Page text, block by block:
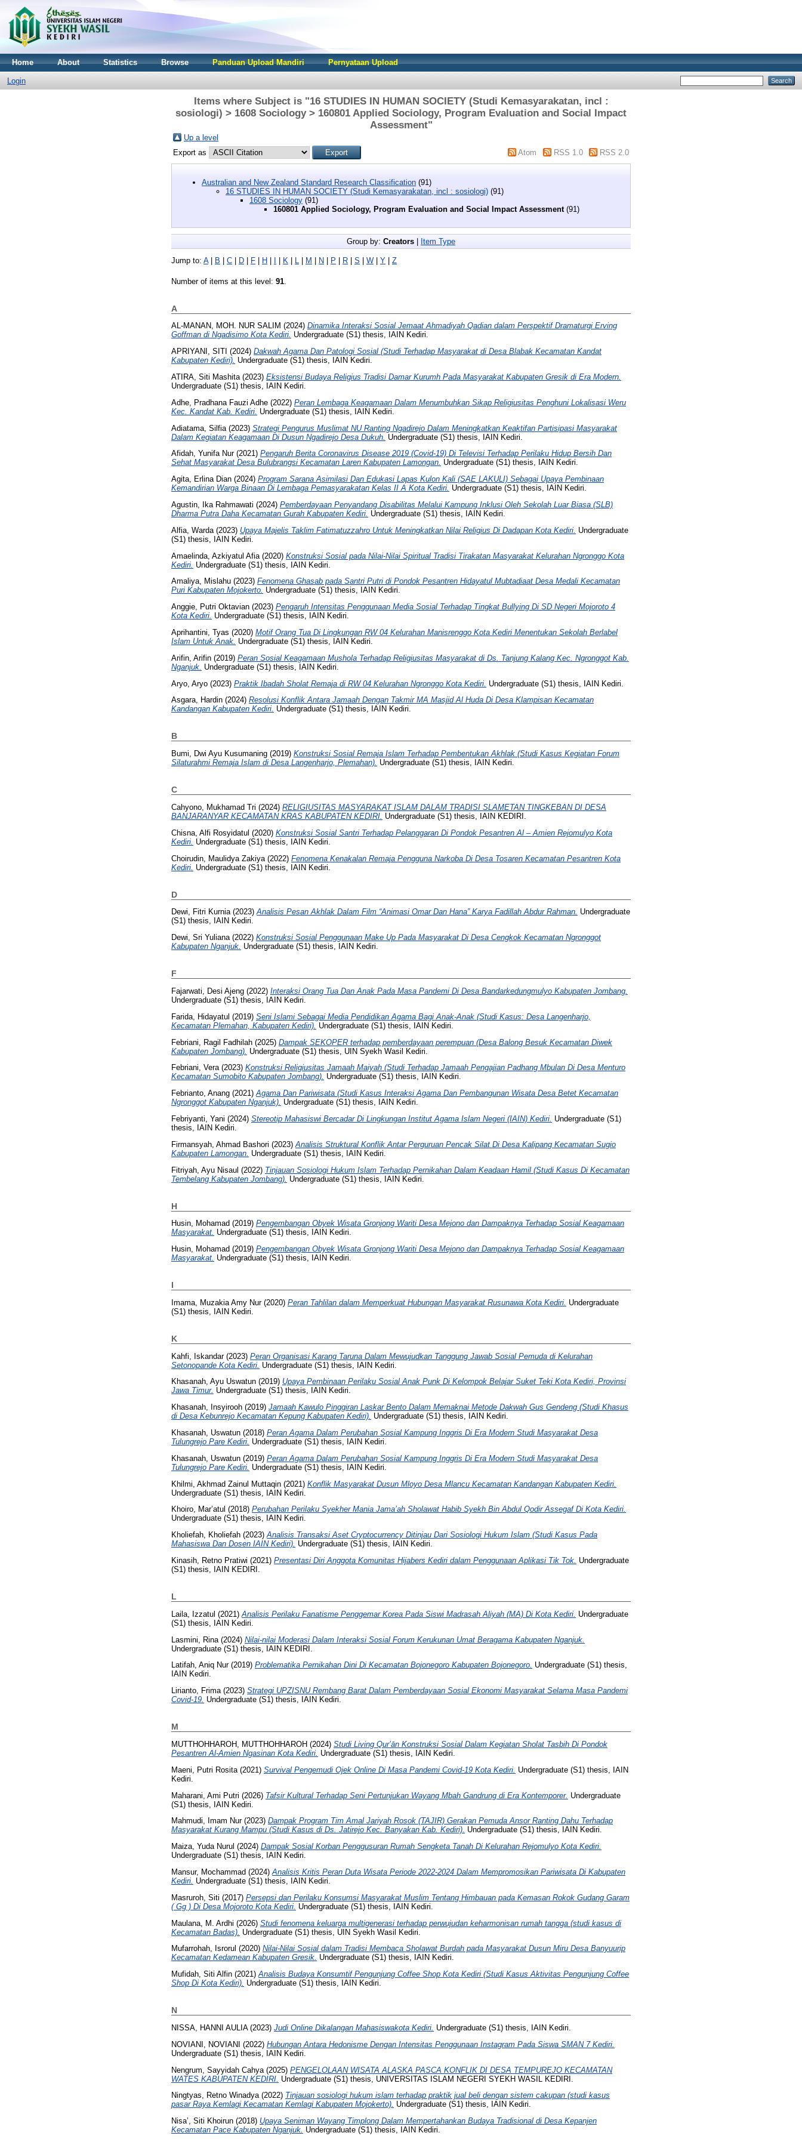
Home About Statistics Browse Panduan Upload Mandiri Pernyataan Upload
Login
Items where Subject is "16 STUDIES IN HUMAN SOCIETY (Studi Kemasyarakatan, incl :
sosiologi) > 1608 Sociology > 160801 Applied Sociology, Program Evaluation and Social Impact
Assessment"
Up a level
Export as
Atom RSS 1.0 RSS 2.0
Australian and New Zealand Standard Research Classification (91)
16 STUDIES IN HUMAN SOCIETY (Studi Kemasyarakatan, incl : sosiologi) (91)
1608 Sociology (91)
160801 Applied Sociology, Program Evaluation and Social Impact Assessment(91)
Group by: Creators | Item Type
Jump to: A| B | C | D | F | H | I | K | L | M | N | P | R | S | W | Y | Z
Number of items at this level: 91
A
AL-MANAN, MOH. NUR SALIM (2024) Dinamika Interaksi Sosial Jemaat Ahmadiyah Qadian dalam Perspektif Dramaturgi Erving
Goffman di Ngadisimo Kota Kediri. Undergraduate (S1) thesis, IAIN Kediri.
APRIYANI, SITI (2024) Dakwah Agama Dan Patologi Sosial (Studi Terhadap Masyarakat di Desa Blabak Kecamatan Kandat
Kabupaten Kediri). Undergraduate (S1) thesis, IAIN Kediri.
ATIRA, Siti Mashita (2023) Eksistensi Budaya Religius Tradisi Damar Kurumh Pada Masyarakat Kabupaten Gresik di Era Modern.
Undergraduate (S1) thesis, IAIN Kediri.
Adhe, Pradhana Fauzi Adhe (2022) Peran Lembaga Keagamaan Dalam Menumbuhkan Sikap Religiusitas Penghuni Lokalisasi Weru
Kec. Kandat Kab. Kediri. Undergraduate (S1) thesis, IAIN Kediri.
Adiatama, Silfia (2023) Strategi Pengurus Muslimat NU Ranting Ngadirejo Dalam Meningkatkan Keaktifan Partisipasi Masyarakat
Dalam Kegiatan Keagamaan Di Dusun Ngadirejo Desa Dukuh. Undergraduate (S1) thesis, IAIN Kediri.
Afidah, Yunifa Nur(2021) Pengaruh Berita Coronavirus Disease 2019 (Covid-19) Di Televisi Terhadap Perilaku Hidup Bersih Dan
Sehat Masyarakat Desa Bulubrangsi Kecamatan Laren Kabupaten Lamongan. Undergraduate (S1) thesis, IAIN Kediri.
Agita, Erlina Dian (2024) Program Sarana Asimilasi Dan Edukasi Lapas Kulon Kali (SAE LAKULI) Sebagai Upaya Pembinaan
Kemandirian Warga Binaan Di Lembaga Pemasyarakatan Kelas II A Kota Kediri. Undergraduate (S1) thesis, IAIN Kediri.
Agustin, Ika Rahmawati (2024) Pemberdayaan Penyandang Disabilitas Melalui Kampung Inklusi Oleh Sekolah Luar Biasa (SLB)
Dharma Putra Daha Kecamatan Gurah Kabupaten Kediri. Undergraduate (S1) thesis, IAIN Kediri.
Alfia, Warda (2023) Upaya Majelis Taklim Fatimatuzzahro Untuk Meningkatkan Nilai Religius Di Dadapan Kota Kediri. Undergraduate
(S1) thesis, IAIN Kediri.
Amaelinda, Azkiyatul Afia (2020) Konstruksi Sosial pada Nilai-Nilai Spiritual Tradisi Tirakatan Masyarakat Kelurahan Ngronggo Kota
Kediri. Undergraduate (S1) thesis, IAIN Kediri.
Amaliya, Mislahu (2023) Fenomena Ghasab pada Santri Putri di Pondok Pesantren Hidayatul Mubtadiaat Desa Medali Kecamatan
Puri Kabupaten Mojokerto. Undergraduate (S1) thesis, IAIN Kediri.
Anggie, Putri Oktavian (2023) Pengaruh Intensitas Penggunaan Media Sosial Terhadap Tingkat Bullying Di SD Negeri Mojoroto 4
Kota Kediri. Undergraduate (S1) thesis, IAIN Kediri.
Aprihantini, Tyas (2020) Motif Orang Tua Di Lingkungan RW 04 Kelurahan Manisrenggo Kota Kediri Menentukan Sekolah Berlabel
Islam Untuk Anak. Undergraduate (S1) thesis, IAIN Kediri.
Arifin, Arifin (2019) Peran Sosial Keagamaan Mushola Terhadap Religiusitas Masyarakat di Ds. Tanjung Kalang Kec. Ngronggot Kab.
Nganjuk. Undergraduate (S1) thesis, IAIN Kediri.
Aryo, Aryo (2023) Praktik Ibadah Sholat Remaja di RW 04 Kelurahan Ngronggo Kota Kediri. Undergraduate (S1) thesis, IAIN Kediri.
Asgara, Hardin (2024) Resolusi Konflik Antara Jamaah Dengan Takmir MA Masjid Al Huda Di Desa Klampisan Kecamatan
Kandangan Kabupaten Kediri. Undergraduate (S1) thesis, IAIN Kediri.
B
Bumi, Dwi Ayu Kusumaning (2019) Konstruksi Sosial Remaja Islam Terhadap Pembentukan Akhlak (Studi Kasus Kegiatan Forum
Silaturahmi Remaja Islam di Desa Langenharjo, Plemahan). Undergraduate (S1) thesis, IAIN Kediri.
C
Cahyono, Mukhamad Tri (2024) RELIGIUSITAS MASYARAKAT ISLAM DALAM TRADISI SLAMETAN TINGKEBAN DI DESA
BANJARANYAR KECAMATAN KRAS KABUPATEN KEDIRI. Undergraduate (S1) thesis, IAIN KEDIRI.
Chisna, Alfi Rosyidatul (2020) Konstruksi Sosial Santri Terhadap Pelanggaran Di Pondok Pesantren Al – Amien Rejomulyo Kota
Kediri. Undergraduate (S1) thesis, IAIN Kediri.
Choirudin, Maulidya Zakiya (2022) Fenomena Kenakalan Remaja Pengguna Narkoba Di Desa Tosaren Kecamatan Pesantren Kota
Kediri. Undergraduate (S1) thesis, IAIN Kediri.
D
Dewi, Fitri Kurnia(2023)Analisis Pesan Akhlak Dalam Film “Animasi Omar Dan Hana” Karya Fadillah Abdur Rahman. Undergraduate
(S1) thesis, IAIN Kediri.
Dewi, Sri Yuliana(2022) Konstruksi Sosial Penggunaan Make Up Pada Masyarakat Di Desa Cengkok Kecamatan Ngronggot
Kabupaten Nganjuk. Undergraduate (S1) thesis, IAIN Kediri.
F
Fajarwati, Desi Ajeng (2022) Interaksi Orang Tua Dan Anak Pada Masa Pandemi Di Desa Bandarkedungmulyo Kabupaten Jombang.
Undergraduate (S1) thesis, IAIN Kediri.
Farida, Hidayatul (2019) Seni Islami Sebagai Media Pendidikan Agama Bagi Anak-Anak (Studi Kasus: Desa Langenharjo,
Kecamatan Plemahan, Kabupaten Kediri). Undergraduate (S1) thesis, IAIN Kediri.
Febriani, Ragil Fadhilah (2025) Dampak SEKOPER terhadap pemberdayaan perempuan (Desa Balong Besuk Kecamatan Diwek
Kabupaten Jombang). Undergraduate (S1) thesis, UIN Syekh Wasil Kediri.
Febriani, Vera(2023) Konstruksi Religiusitas Jamaah Maiyah (Studi Terhadap Jamaah Pengajian Padhang Mbulan Di Desa Menturo
Kecamatan Sumobito Kabupaten Jombang). Undergraduate (S1) thesis, IAIN Kediri.
Febrianto, Anang (2021)Agama Dan Pariwisata (Studi Kasus Interaksi Agama Dan Pembangunan Wisata Desa Betet Kecamatan
Ngronggot Kabupaten Nganjuk). Undergraduate (S1) thesis, IAIN Kediri.
Febriyanti, Yani (2024) Stereotip Mahasiswi Bercadar Di Lingkungan Institut Agama Islam Negeri (IAIN) Kediri. Undergraduate (S1)
thesis, IAIN Kediri.
Firmansyah, Ahmad Bashori (2023) Analisis Struktural Konflik Antar Perguruan Pencak Silat Di Desa Kalipang Kecamatan Sugio
Kabupaten Lamongan. Undergraduate (S1) thesis, IAIN Kediri.
Fitriyah, Ayu Nisaul (2022) Tinjauan Sosiologi Hukum Islam Terhadap Pernikahan Dalam Keadaan Hamil (Studi Kasus Di Kecamatan
Tembelang Kabupaten Jombang). Undergraduate (S1) thesis, IAIN Kediri.
H
Husin, Mohamad (2019) Pengembangan Obyek Wisata Gronjong Wariti Desa Mejono dan Dampaknya Terhadap Sosial Keagamaan
Masyarakat. Undergraduate (S1) thesis, IAIN Kediri.
Husin, Mohamad (2019) Pengembangan Obyek Wisata Gronjong Wariti Desa Mejono dan Dampaknya Terhadap Sosial Keagamaan
Masyarakat. Undergraduate (S1) thesis, IAIN Kediri.
I
Imama, Muzakia Amy Nur(2020) Peran Tahlilan dalam Memperkuat Hubungan Masyarakat Rusunawa Kota Kediri. Undergraduate
(S1) thesis, IAIN Kediri.
K
Kahfi, Iskandar(2023) Peran Organisasi Karang Taruna Dalam Mewujudkan Tanggung Jawab Sosial Pemuda di Kelurahan
Setonopande Kota Kediri. Undergraduate (S1) thesis, IAIN Kediri.
Khasanah, Ayu Uswatun (2019) Upaya Pembinaan Perilaku Sosial Anak Punk Di Kelompok Belajar Suket Teki Kota Kediri, Provinsi
Jawa Timur. Undergraduate (S1) thesis, IAIN Kediri.
Khasanah, Insyirooh (2019) Jamaah Kawulo Pinggiran Laskar Bento Dalam Memaknai Metode Dakwah Gus Gendeng (Studi Khasus
di Desa Kebunrejo Kecamatan Kepung Kabupaten Kediri). Undergraduate (S1) thesis, IAIN Kediri.
Khasanah, Uswatun (2018) Peran Agama Dalam Perubahan Sosial Kampung Inggris Di Era Modern Studi Masyarakat Desa
Tulungrejo Pare Kediri. Undergraduate (S1) thesis, IAIN Kediri.
Khasanah, Uswatun (2019) Peran Agama Dalam Perubahan Sosial Kampung Inggris Di Era Modern Studi Masyarakat Desa
Tulungrejo Pare Kediri. Undergraduate (S1) thesis, IAIN Kediri.
Khilmi, Akhmad Zainul Muttaqin (2021) Konflik Masyarakat Dusun Mloyo Desa Mlancu Kecamatan Kandangan Kabupaten Kediri.
Undergraduate (S1) thesis, IAIN Kediri.
Khoiro, Mar’atul (2018) Perubahan Perilaku Syekher Mania Jama’ah Sholawat Habib Syekh Bin Abdul Qodir Assegaf Di Kota Kediri.
Undergraduate (S1) thesis, IAIN Kediri.
Kholiefah, Kholiefah (2023)Analisis Transaksi Aset Cryptocurrency Ditinjau Dari Sosiologi Hukum Islam (Studi Kasus Pada
Mahasiswa Dan Dosen IAIN Kediri). Undergraduate (S1) thesis, IAIN Kediri.
Kinasih, Retno Pratiwi (2021) Presentasi Diri Anggota Komunitas Hijabers Kediri dalam Penggunaan Aplikasi Tik Tok. Undergraduate
(S1) thesis, IAIN KEDIRI.
L
Laila, Izzatul (2021) Analisis Perilaku Fanatisme Penggemar Korea Pada Siswi Madrasah Aliyah (MA) Di Kota Kediri. Undergraduate
(S1) thesis, IAIN Kediri.
Lasmini, Rina (2024) Nilai-nilai Moderasi Dalam Interaksi Sosial Forum Kerukunan Umat Beragama Kabupaten Nganjuk.
Undergraduate (S1) thesis, IAIN KEDIRI.
Latifah, Aniq Nur(2019) Problematika Pernikahan Dini Di Kecamatan Bojonegoro Kabupaten Bojonegoro. Undergraduate (S1) thesis,
IAIN Kediri.
Lirianto, Frima(2023) Strategi UPZISNU Rembang Barat Dalam Pemberdayaan Sosial Ekonomi Masyarakat Selama Masa Pandemi
Covid-19. Undergraduate (S1) thesis, IAIN Kediri.
M
MUTTHOHHAROH, MUTTHOHHAROH (2024) Studi Living Qur’ān Konstruksi Sosial Dalam Kegiatan Sholat Tasbih Di Pondok
Pesantren Al-Amien Ngasinan Kota Kediri. Undergraduate (S1) thesis, IAIN Kediri.
Maeni, Putri Rosita (2021) Survival Pengemudi Ojek Online Di Masa Pandemi Covid-19 Kota Kediri. Undergraduate (S1) thesis, IAIN
Kediri.
Maharani, Ami Putri (2026) Tafsir Kultural Terhadap Seni Pertunjukan Wayang Mbah Gandrung di Era Kontemporer. Undergraduate
(S1) thesis, IAIN Kediri.
Mahmudi, Imam Nur(2023) Dampak Program Tim Amal Jariyah Rosok (TAJIR) Gerakan Pemuda Ansor Ranting Dahu Terhadap
Masyarakat Kurang Mampu (Studi Kasus di Ds. Jatirejo Kec. Banyakan Kab. Kediri). Undergraduate (S1) thesis, IAIN Kediri.
Maiza, Yuda Nurul (2024) Dampak Sosial Korban Penggusuran Rumah Sengketa Tanah Di Kelurahan Rejomulyo Kota Kediri.
Undergraduate (S1) thesis, IAIN Kediri.
Mansur, Mochammad (2024)Analisis Kritis Peran Duta Wisata Periode 2022-2024 Dalam Mempromosikan Pariwisata Di Kabupaten
Kediri. Undergraduate (S1) thesis, IAIN Kediri.
Masruroh, Siti (2017) Persepsi dan Perilaku Konsumsi Masyarakat Muslim Tentang Himbauan pada Kemasan Rokok Gudang Garam
( Gg ) Di Desa Mojoroto Kota Kediri. Undergraduate (S1) thesis, IAIN Kediri.
Maulana, M. Ardhi (2026) Studi fenomena keluarga multigenerasi terhadap perwujudan keharmonisan rumah tangga (studi kasus di
Kecamatan Badas). Undergraduate (S1) thesis, UIN Syekh Wasil Kediri.
Mufarrohah, Isrorul (2020) Nilai-Nilai Sosial dalam Tradisi Membaca Sholawat Burdah pada Masyarakat Dusun Miru Desa Banyuurip
Kecamatan Kedamean Kabupaten Gresik. Undergraduate (S1) thesis, IAIN Kediri.
Mufidah, Siti Alfin (2021)Analisis Budaya Konsumtif Pengunjung Coffee Shop Kota Kediri (Studi Kasus Aktivitas Pengunjung Coffee
Shop Di Kota Kediri). Undergraduate (S1) thesis, IAIN Kediri.
N
NISSA, HANNI AULIA(2023) Judi Online Dikalangan Mahasiswakota Kediri. Undergraduate (S1) thesis, IAIN Kediri.
NOVIANI, NOVIANI (2022) Hubungan Antara Hedonisme Dengan Intensitas Penggunaan Instagram Pada Siswa SMAN 7 Kediri.
Undergraduate (S1) thesis, IAIN Kediri.
Nengrum, Sayyidah Cahya (2025) PENGELOLAAN WISATA ALASKA PASCA KONFLIK DI DESA TEMPUREJO KECAMATAN
WATES KABUPATEN KEDIRI. Undergraduate (S1) thesis, UNIVERSITAS ISLAM NEGERI SYEKH WASIL KEDIRI.
Ningtyas, Retno Winadya(2022) Tinjauan sosiologi hukum islam terhadap praktik jual beli dengan sistem cakupan (studi kasus
pasar Raya Kemlagi Kecamatan Kemlagi Kabupaten Mojokerto). Undergraduate (S1) thesis, IAIN Kediri.
Nisa’, Siti Khoirun (2018) Upaya Seniman Wayang Timplong Dalam Mempertahankan Budaya Tradisional di Desa Kepanjen
Kecamatan Pace Kabupaten Nganjuk. Undergraduate (S1) thesis, IAIN Kediri.